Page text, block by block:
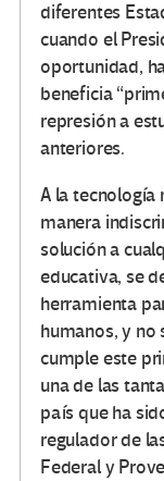
diferentes
cuando el
oportunidad,
beneficia
represión a
anteriores.
A la tecnología
manera
solución a
educativa, se
herramienta
humanos, y no
cumple este
una de las
país que ha
regulador de
Federal y